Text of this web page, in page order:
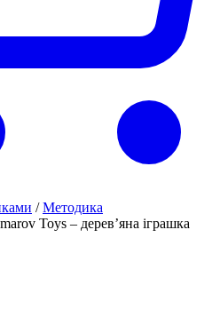
/Методика
Toys – дерев’яна іграшка